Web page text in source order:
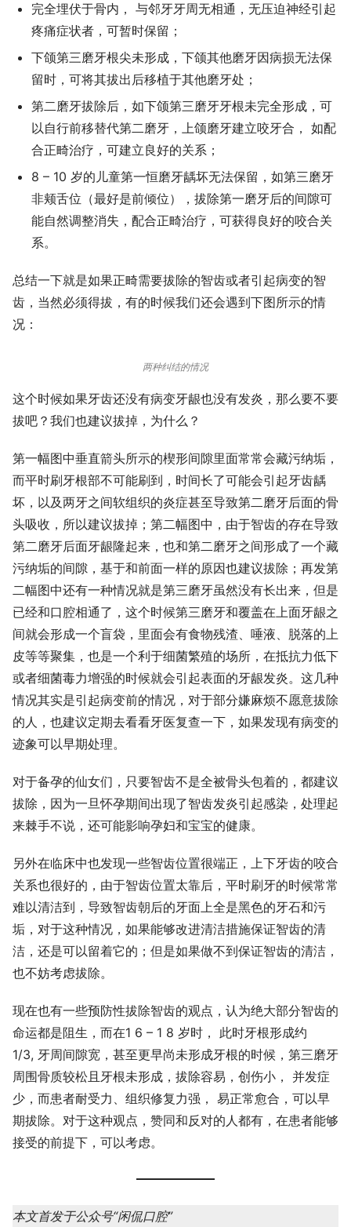
完全埋伏于骨内， 与邻牙牙周无相通，无压迫神经引起
疼痛症状者，可暂时保留；
下颌第三磨牙根尖未形成，下颌其他磨牙因病损无法保
留时，可将其拔出后移植于其他磨牙处；
第二磨牙拔除后，如下颌第三磨牙牙根未完全形成，可
以自行前移替代第二磨牙，上颌磨牙建立咬牙合， 如配
合正畸治疗，可建立良好的关系；
8 – 10 岁的儿童第一恒磨牙龋坏无法保留，如第三磨牙
非颊舌位（最好是前倾位），拔除第一磨牙后的间隙可
能自然调整消失，配合正畸治疗，可获得良好的咬合关
系。
总结一下就是如果正畸需要拔除的智齿或者引起病变的智
齿，当然必须得拔，有的时候我们还会遇到下图所示的情
况：
两种纠结的情况
这个时候如果牙齿还没有病变牙龈也没有发炎，那么要不要
拔吧？我们也建议拔掉，为什么？
第一幅图中垂直箭头所示的楔形间隙里面常常会藏污纳垢，
而平时刷牙根部不可能刷到，时间长了可能会引起牙齿龋
坏，以及两牙之间软组织的炎症甚至导致第二磨牙后面的骨
头吸收，所以建议拔掉；第二幅图中，由于智齿的存在导致
第二磨牙后面牙龈隆起来，也和第二磨牙之间形成了一个藏
污纳垢的间隙，基于和前面一样的原因也建议拔除；再发第
二幅图中还有一种情况就是第三磨牙虽然没有长出来，但是
已经和口腔相通了，这个时候第三磨牙和覆盖在上面牙龈之
间就会形成一个盲袋，里面会有食物残渣、唾液、脱落的上
皮等等聚集，也是一个利于细菌繁殖的场所，在抵抗力低下
或者细菌毒力增强的时候就会引起表面的牙龈发炎。这几种
情况其实是引起病变前的情况，对于部分嫌麻烦不愿意拔除
的人，也建议定期去看看牙医复查一下，如果发现有病变的
迹象可以早期处理。
对于备孕的仙女们，只要智齿不是全被骨头包着的，都建议
拔除，因为一旦怀孕期间出现了智齿发炎引起感染，处理起
来棘手不说，还可能影响孕妇和宝宝的健康。
另外在临床中也发现一些智齿位置很端正，上下牙齿的咬合
关系也很好的，由于智齿位置太靠后，平时刷牙的时候常常
难以清洁到，导致智齿朝后的牙面上全是黑色的牙石和污
垢，对于这种情况，如果能够改进清洁措施保证智齿的清
洁，还是可以留着它的；但是如果做不到保证智齿的清洁，
也不妨考虑拔除。
现在也有一些预防性拔除智齿的观点，认为绝大部分智齿的
命运都是阻生，而在1 6 – 1 8 岁时， 此时牙根形成约
1/3, 牙周间隙宽，甚至更早尚未形成牙根的时候，第三磨牙
周围骨质较松且牙根未形成，拔除容易，创伤小， 并发症
少，而患者耐受力、组织修复力强， 易正常愈合，可以早
期拔除。对于这种观点，赞同和反对的人都有，在患者能够
接受的前提下，可以考虑。
本文首发于公众号“闲侃口腔”